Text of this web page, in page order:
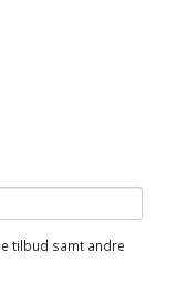
tilbud samt andre